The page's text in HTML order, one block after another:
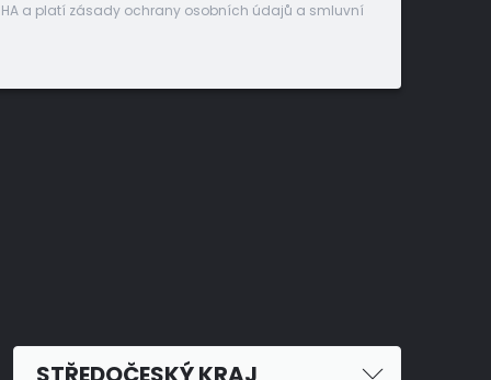
a platí zásady ochrany osobních údajů a smluvní